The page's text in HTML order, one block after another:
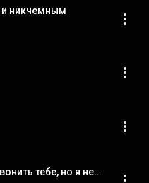
и никчемным
Мне всегда хотелось позвонить тебе, но я не хотел тебя тревожить